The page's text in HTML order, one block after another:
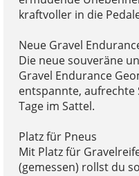
kraftvoller in die
Neue Gravel
Die neue souveräne
Gravel Endurance
entspannte, aufrechte
Tage im Sattel.
Platz für Pneus
Mit Platz für
(gemessen) rollst du